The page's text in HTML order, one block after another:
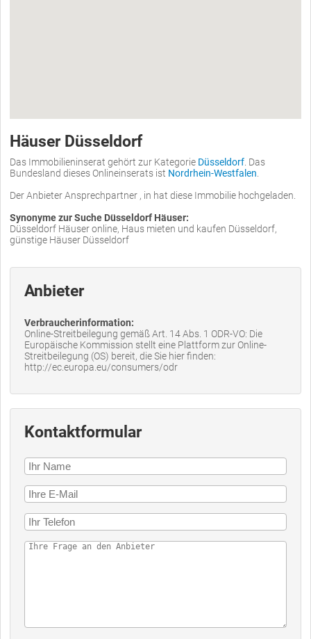
Häuser Düsseldorf
Das Immobilieninserat gehört zur Kategorie Düsseldorf . Das
Bundesland dieses Onlineinserats ist Nordrhein-Westfalen
Der Anbieter Ansprechpartner , in hat diese Immobilie hochgeladen.
Synonyme zur Suche Düsseldorf Häuser:
Düsseldorf Häuser online, Haus mieten und kaufen Düsseldorf,
günstige Häuser Düsseldorf
Anbieter
Verbraucherinformation:
Online-Streitbeilegung gemäß Art. 14 Abs. 1 ODR-VO: Die
Europäische Kommission stellt eine Plattform zur Online-
Streitbeilegung (OS) bereit, die Sie hier finden:
http://ec.europa.eu/consumers/odr
Kontaktformular